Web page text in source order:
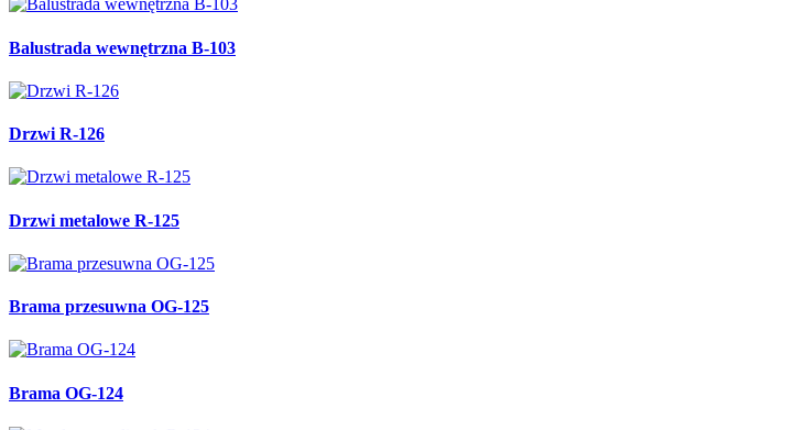
Balustrada wewnętrzna B-103
Drzwi R-126
Drzwi metalowe R-125
Brama przesuwna OG-125
Brama OG-124